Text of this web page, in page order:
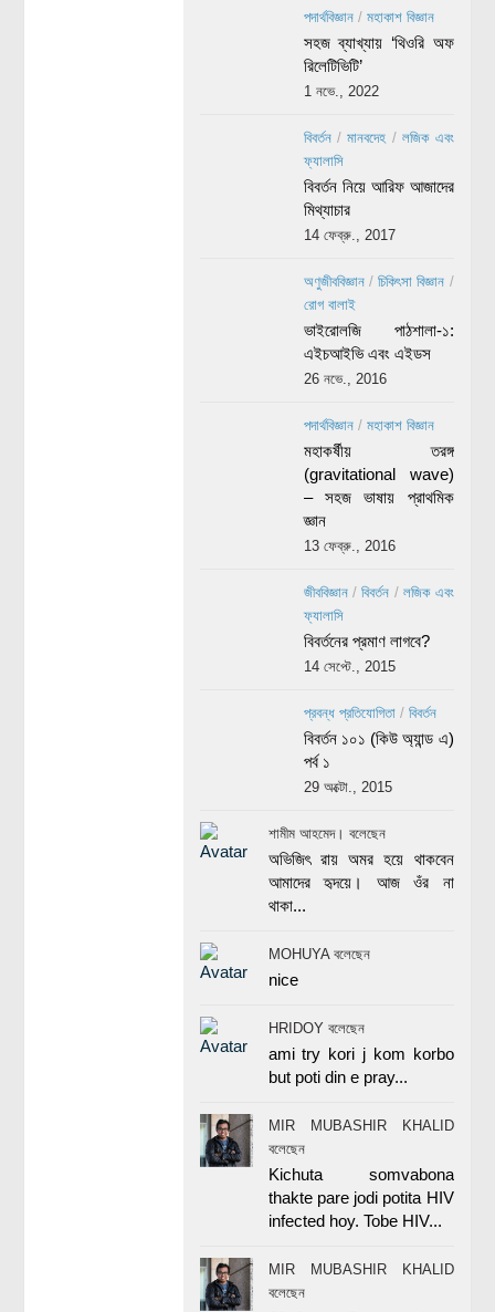
পদার্থবিজ্ঞান/ মহাকাশ বিজ্ঞান
সহজ ব্যাখ্যায় ‘থিওরি অফ
রিলেটিভিটি’
1 নভে., 2022
বিবর্তন/মানবদেহ /লজিক এবং
ফ্যালাসি
বিবর্তন নিয়ে আরিফ আজাদের
মিথ্যাচার
14 ফেব্রু., 2017
অণুজীববিজ্ঞান/চিকিৎসা বিজ্ঞান /
রোগ বালাই
ভাইরোলজি পাঠশালা-১:
এইচআইভি এবং এইডস
26 নভে., 2016
পদার্থবিজ্ঞান/ মহাকাশ বিজ্ঞান
মহাকর্ষীয় তরঙ্গ
(gravitational wave)
– সহজ ভাষায় প্রাথমিক
জ্ঞান
13 ফেব্রু., 2016
জীববিজ্ঞান/বিবর্তন /লজিক এবং
ফ্যালাসি
বিবর্তনের প্রমাণ লাগবে?
14 সেপ্টে., 2015
প্রবন্ধ প্রতিযোগিতা/ বিবর্তন
বিবর্তন ১০১ (কিউ অ্যান্ড এ)
পর্ব ১
29 অক্টো., 2015
শামীম আহমেদ। বলেছেন
অভিজিৎ রায় অমর হয়ে থাকবেন
আমাদের হৃদয়ে। আজ ওঁর না
থাকা...
MOHUYA বলেছেন
nice
HRIDOY বলেছেন
ami try kori j kom korbo
but poti din e pray...
MIR MUBASHIR KHALID
বলেছেন
Kichuta somvabona
thakte pare jodi potita HIV
infected hoy. Tobe HIV...
MIR MUBASHIR KHALID
বলেছেন